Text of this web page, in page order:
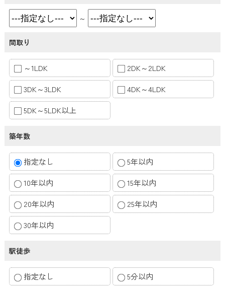
～
間取り
～1LDK
2DK～2LDK
3DK～3LDK
4DK～4LDK
5DK～5LDK以上
築年数
指定なし
5年以内
10年以内
15年以内
20年以内
25年以内
30年以内
駅徒歩
指定なし
5分以内